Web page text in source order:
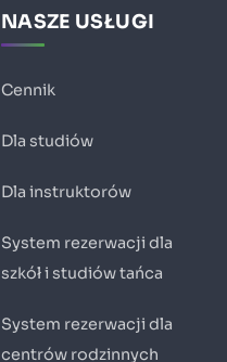
NASZE USŁUGI
Cennik
Dla studiów
Dla instruktorów
System rezerwacji dla
szkół i studiów tańca
System rezerwacji dla
centrów rodzinnych